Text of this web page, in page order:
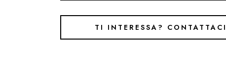
TI INTERESSA? CONTATTACI